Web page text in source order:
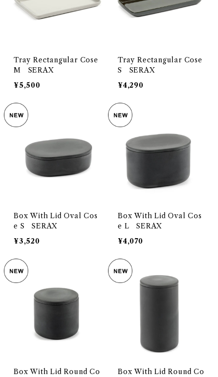
Tray Rectangular Cose
M SERAX
¥5,500
Tray Rectangular Cose
S SERAX
¥4,290
Box With Lid Oval Cos
e S SERAX
¥3,520
Box With Lid Oval Cos
e L SERAX
¥4,070
Box With Lid Round Co
Box With Lid Round Co